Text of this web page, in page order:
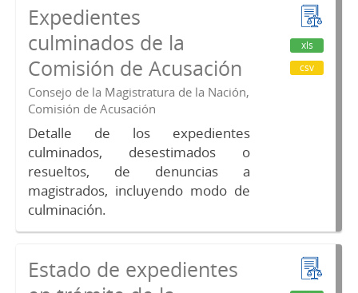
Expedientes
culminados de la
Comisión de Acusación
Consejo de la Magistratura de la Nación,
Comisión de Acusación
Detalle de los expedientes
culminados, desestimados o
resueltos, de denuncias a
magistrados, incluyendo modo de
culminación.
xls
csv
Estado de expedientes